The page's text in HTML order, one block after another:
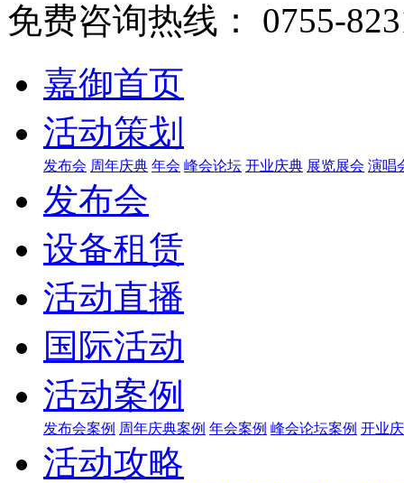
免费咨询热线：
0755-
嘉御首页
活动策划
发布会 周年庆典 年会 峰会论坛 开业庆典 展览展会 演唱
发布会
设备租赁
活动直播
国际活动
活动案例
发布会案例 周年庆典案例 年会案例 峰会论坛案例 开业
活动攻略